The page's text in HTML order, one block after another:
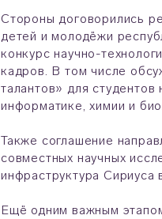
Стороны договорились
детей и молодёжи
конкурс научно-
кадров. В том числе
талантов» для
информатике, химии и
Также соглашение
совместных научных
инфраструктура Сириуса
Ещё одним важным